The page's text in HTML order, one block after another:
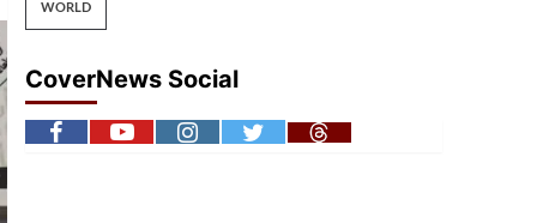
WORLD
CoverNews Social